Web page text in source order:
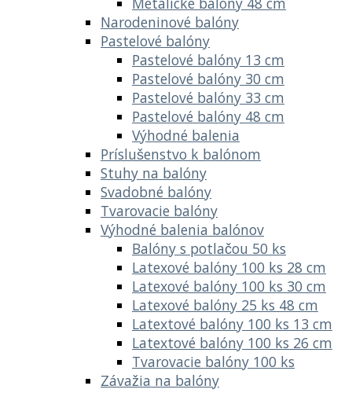
Narodeninové balóny
Pastelové balóny
Pastelové balóny 13 cm
Pastelové balóny 30 cm
Pastelové balóny 33 cm
Pastelové balóny 48 cm
Výhodné balenia
Príslušenstvo k balónom
Stuhy na balóny
Svadobné balóny
Tvarovacie balóny
Výhodné balenia balónov
Balóny s potlačou 50 ks
Latexové balóny 100 ks 28 cm
Latexové balóny 100 ks 30 cm
Latexové balóny 25 ks 48 cm
Latextové balóny 100 ks 13 cm
Latextové balóny 100 ks 26 cm
Tvarovacie balóny 100 ks
Závažia na balóny